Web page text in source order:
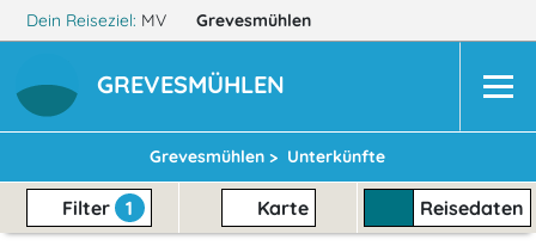
Dein Reiseziel: MV Grevesmühlen
GREVESMÜHLEN
Grevesmühlen > Unterkünfte
Filter 1 Karte Reisedaten